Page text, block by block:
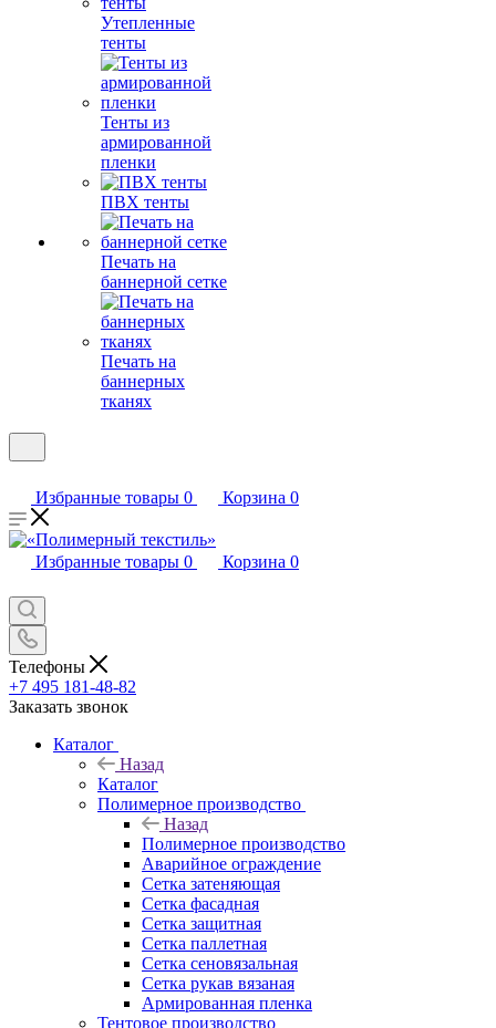
Утепленные
тенты
Тенты из
армированной
пленки
ПВХ тенты
Печать на
баннерной сетке
Печать на
баннерных
тканях
Избранные товары 0 Корзина 0
Избранные товары 0 Корзина 0
Телефоны
+7 495 181-48-82
Заказать звонок
Каталог
Назад
Каталог
Полимерное производство
Назад
Полимерное производство
Аварийное ограждение
Сетка затеняющая
Сетка фасадная
Сетка защитная
Сетка паллетная
Сетка сеновязальная
Сетка рукав вязаная
Армированная пленка
Тентовое производство